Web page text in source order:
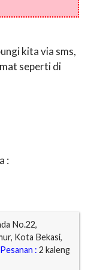
kita via sms,
seperti di
:
No.22,
Kota Bekasi,
Pesanan : 2 kaleng